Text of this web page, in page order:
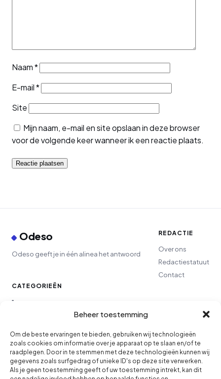
Beheer toestemming
Om de beste ervaringen te bieden, gebruiken wij technologieën
zoals cookies om informatie over je apparaat op te slaan en/of te
raadplegen. Door in te stemmen met deze technologieën kunnen wij
gegevens zoals surfgedrag of unieke ID's op deze site verwerken.
Als je geen toestemming geeft of uw toestemming intrekt, kan dit
Naam*
E-mail*
Site
Mijn naam, e-mail en site opslaan in deze browser
voor de volgende keer wanneer ik een reactie plaats.
Odeso
Odeso geeft je in één alinea het antwoord
REDACTIE
Over ons
Redactiestatuut
Contact
CATEGORIEËN
Finance
Ondernemen